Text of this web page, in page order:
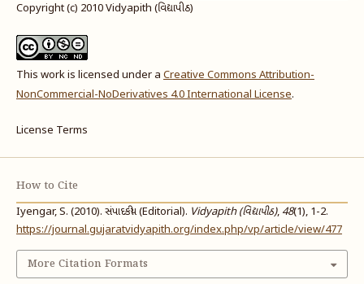
Copyright (c) 2010 Vidyapith (વિદ્યાપીઠ)
This work is licensed under a Creative Commons Attribution-
NonCommercial-NoDerivatives 4.0 International License.
License Terms
How to Cite
Iyengar, S. (2010). સંપાદકીય (Editorial). Vidyapith (વિદ્યાપીઠ), 48(1), 1-2.
https://journal.gujaratvidyapith.org/index.php/vp/article/view/477
More Citation Formats